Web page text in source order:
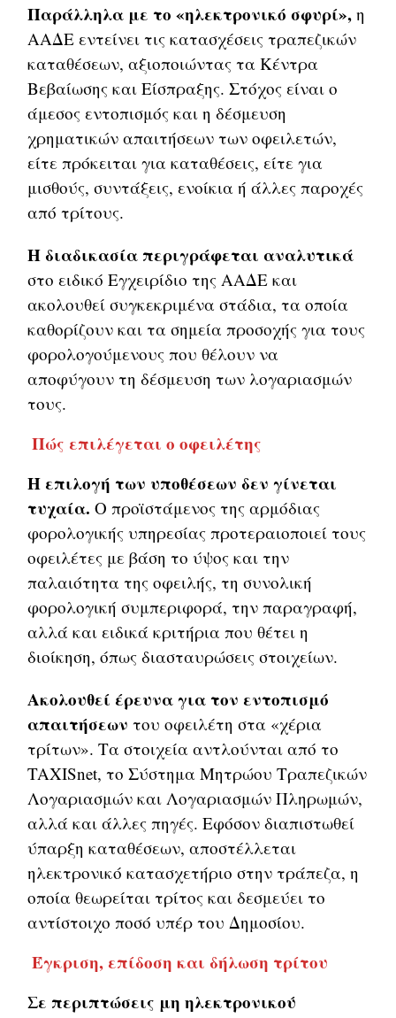
Παράλληλα με το «ηλεκτρονικό σφυρί»,η
ΑΑΔΕ εντείνει τις κατασχέσεις τραπεζικών
καταθέσεων, αξιοποιώντας τα Κέντρα
Βεβαίωσης και Είσπραξης. Στόχος είναι ο
άμεσος εντοπισμός και η δέσμευση
χρηματικών απαιτήσεων των οφειλετών,
είτε πρόκειται για καταθέσεις, είτε για
μισθούς, συντάξεις, ενοίκια ή άλλες παροχές
από τρίτους.
Η διαδικασία περιγράφεται αναλυτικά
στο ειδικό Εγχειρίδιο της ΑΑΔΕ και
ακολουθεί συγκεκριμένα στάδια, τα οποία
καθορίζουν και τα σημεία προσοχής για τους
φορολογούμενους που θέλουν να
αποφύγουν τη δέσμευση των λογαριασμών
τους.
Πώς επιλέγεται ο οφειλέτης
Η επιλογή των υποθέσεων δεν γίνεται
τυχαία. Ο προϊστάμενος της αρμόδιας
φορολογικής υπηρεσίας προτεραιοποιεί τους
οφειλέτες με βάση το ύψος και την
παλαιότητα της οφειλής, τη συνολική
φορολογική συμπεριφορά, την παραγραφή,
αλλά και ειδικά κριτήρια που θέτει η
διοίκηση, όπως διασταυρώσεις στοιχείων.
Ακολουθεί έρευνα για τον εντοπισμό
απαιτήσεων του οφειλέτη στα «χέρια
τρίτων». Τα στοιχεία αντλούνται από το
TAXISnet, το Σύστημα Μητρώου Τραπεζικών
Λογαριασμών και Λογαριασμών Πληρωμών,
αλλά και άλλες πηγές. Εφόσον διαπιστωθεί
ύπαρξη καταθέσεων, αποστέλλεται
ηλεκτρονικό κατασχετήριο στην τράπεζα, η
οποία θεωρείται τρίτος και δεσμεύει το
αντίστοιχο ποσό υπέρ του Δημοσίου.
Έγκριση, επίδοση και δήλωση τρίτου
Σε περιπτώσεις μη ηλεκτρονικού